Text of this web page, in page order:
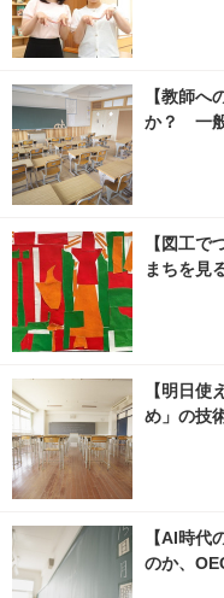
【教師へ
か？ 一般
【図工で
まちを見
【明日
め」の技
【AI時代
のか、